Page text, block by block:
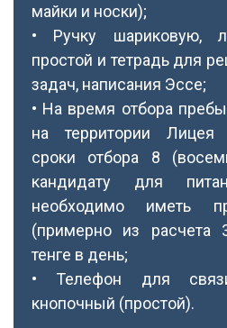
майки и носки);
• Ручку шариковую,
простой и тетрадь для
задач, написания Эссе;
• На время отбора
на территории Лицея
сроки отбора 8
кандидату для
необходимо иметь
(примерно из расчета
тенге в день;
• Телефон для
кнопочный (простой).